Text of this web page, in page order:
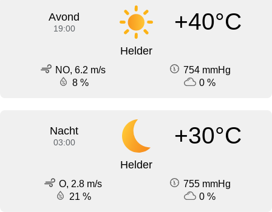
Avond
19:00 +40°C
Helder
NO, 6.2 m/s
754 mmHg
8 %
0 %
Nacht
03:00 +30°C
Helder
O, 2.8 m/s
755 mmHg
21 %
0 %